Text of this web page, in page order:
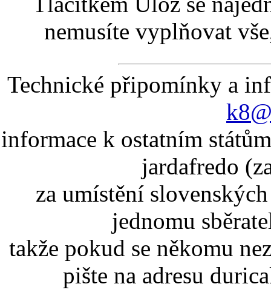
nemusíte vyplňovat
Technické připomínky a
informace k ostatním
jardafredo
za umístění
jednomu
takže pokud se někomu
pište na adresu